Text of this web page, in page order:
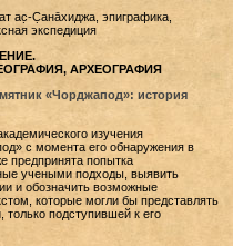
ас̣-С̣анāхиджа, эпиграфика,
экспедиция
АРХЕОГРАФИЯ
«Чорджапод»: история
изучения
с момента его обнаружения в
предпринята попытка
учеными подходы, выявить
и обозначить возможные
которые могли бы представлять
только подступившей к его